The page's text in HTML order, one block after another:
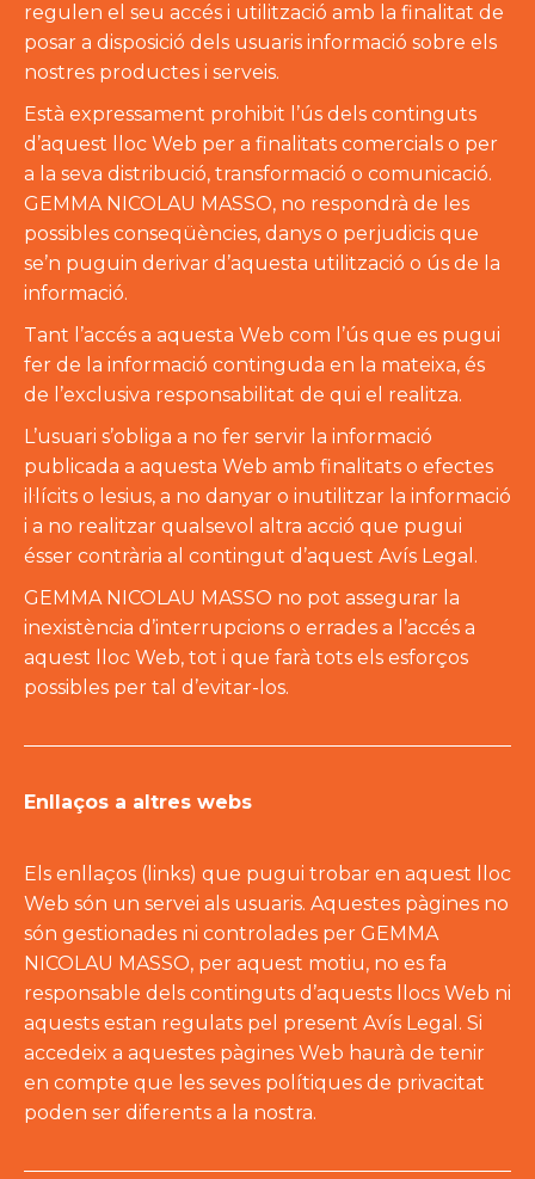
regulen el seu accés i utilització amb la finalitat de
posar a disposició dels usuaris informació sobre els
nostres productes i serveis.
Està expressament prohibit l’ús dels continguts
d’aquest lloc Web per a finalitats comercials o per
a la seva distribució, transformació o comunicació.
GEMMA NICOLAU MASSO, no respondrà de les
possibles conseqüències, danys o perjudicis que
se’n puguin derivar d’aquesta utilització o ús de la
informació.
Tant l’accés a aquesta Web com l’ús que es pugui
fer de la informació continguda en la mateixa, és
de l’exclusiva responsabilitat de qui el realitza.
L’usuari s’obliga a no fer servir la informació
publicada a aquesta Web amb finalitats o efectes
il·lícits o lesius, a no danyar o inutilitzar la informació
i a no realitzar qualsevol altra acció que pugui
ésser contrària al contingut d’aquest Avís Legal.
GEMMA NICOLAU MASSO no pot assegurar la
inexistència d’interrupcions o errades a l’accés a
aquest lloc Web, tot i que farà tots els esforços
possibles per tal d’evitar-los.
Enllaços a altres webs
Els enllaços (links) que pugui trobar en aquest lloc
Web són un servei als usuaris. Aquestes pàgines no
són gestionades ni controlades per GEMMA
NICOLAU MASSO, per aquest motiu, no es fa
responsable dels continguts d’aquests llocs Web ni
aquests estan regulats pel present Avís Legal. Si
accedeix a aquestes pàgines Web haurà de tenir
en compte que les seves polítiques de privacitat
poden ser diferents a la nostra.